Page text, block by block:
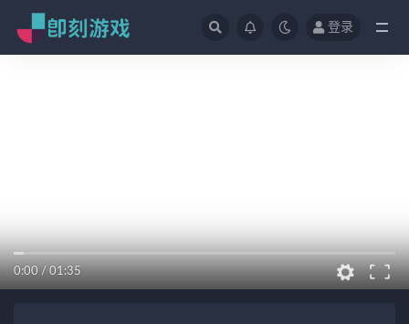
登录
0:00 / 01:35